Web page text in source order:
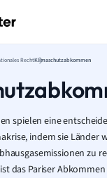
RechtKlimaschutzabkommen
spielen eine
indem sie Länder
zu
das Pariser